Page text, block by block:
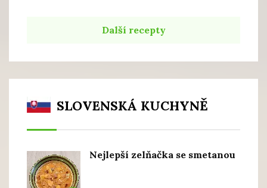
Další recepty
SLOVENSKÁ KUCHYNĚ
Nejlepší zelňačka se smetanou